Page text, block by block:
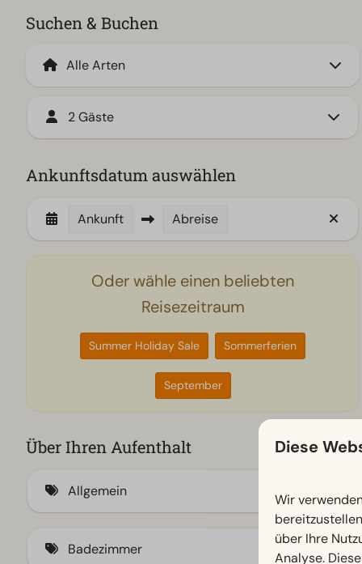
Suchen & Buchen
2 Gäste
Ankunftsdatum auswählen
Ankunft Abreise
Oder wähle einen beliebten
Reisezeitraum
Summer Holiday Sale Sommerferien
September
Über Ihren Aufenthalt
Allgemein
Badezimmer
Diese
Wir
über Ihre
Analyse.